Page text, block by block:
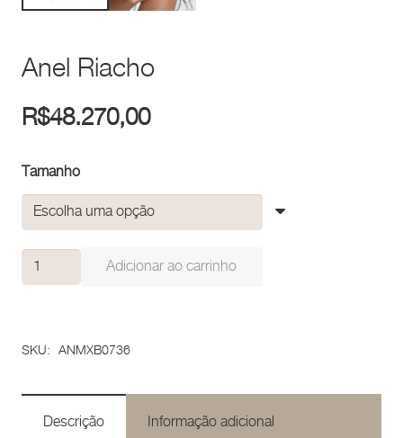
Anel Riacho
R$48.270,00
Tamanho
Anel
Riacho
Adicionar ao carrinho
SKU: ANMXB0736
Descrição Informação adicional